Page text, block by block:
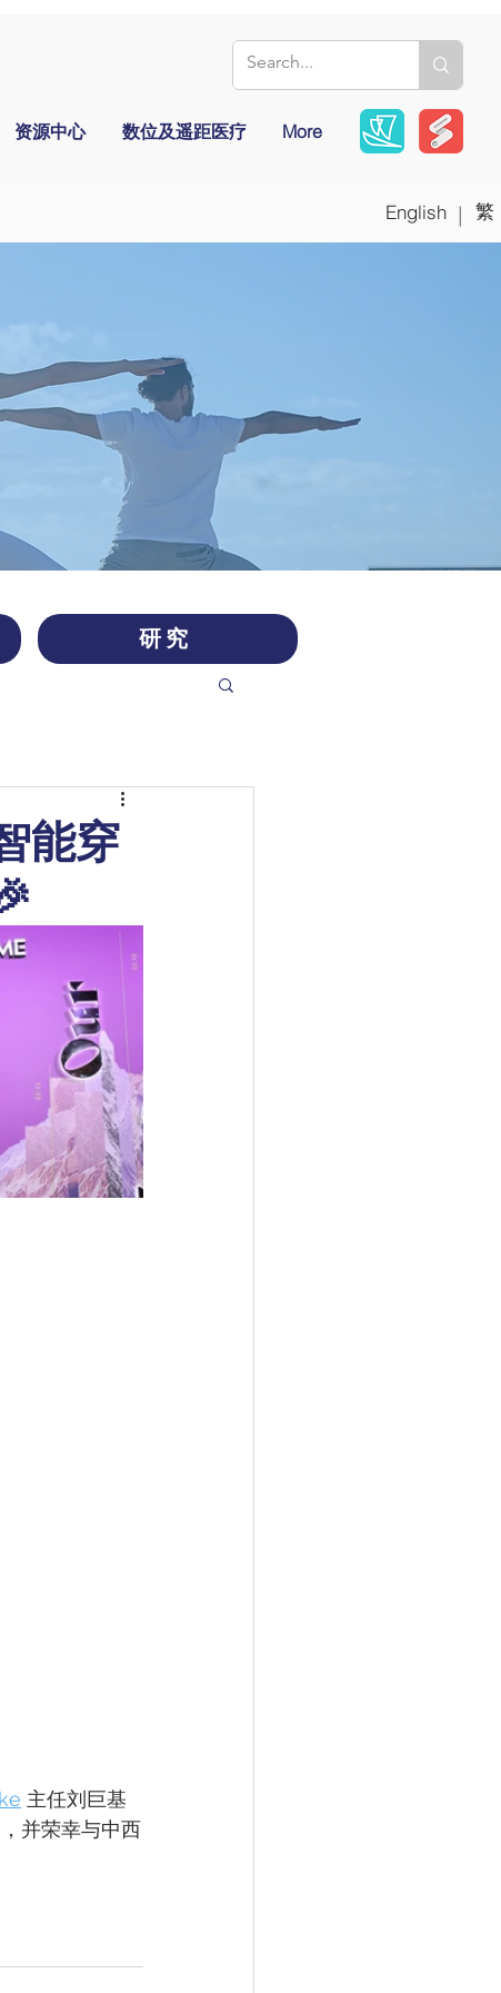
资源中心 数位及遥距医疗 More
English | 繁
研究
能穿
主任刘巨基
并荣幸与中西